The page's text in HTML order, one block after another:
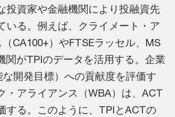
投資家や金融機関により投融資先
いる。例えば、クライメート・ア
CA100+）やFTSEラッセル、MS
関がTPIのデータを活用する。企業
開発目標）への貢献度を評価す
・アライアンス（WBA）は、ACT
する。このように、TPIとACTの